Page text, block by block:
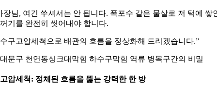
장님, 여긴 쑤셔서는 안 됩니다. 폭포수 같은 물살로 저 턱에 쌓
기를 완전히 씻어내야 합니다.
구고압세척으로 배관의 흐름을 정상화해 드리겠습니다.”
문구 천연동싱크대막힘 하수구막힘 역류 병목구간의 비밀
압세척: 정체된 흐름을 뚫는 강력한 한 방